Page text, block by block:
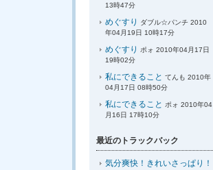
13時47分
めぐすり
ダブル☆パンチ 2010
年04月19日 10時17分
めぐすり
ポォ 2010年04月17日
19時02分
私にできること てんも 2010年
04月17日 08時50分
私にできること ポォ 2010年04
月16日 17時10分
最近のトラックバック
気分爽快！きれいさっぱり！